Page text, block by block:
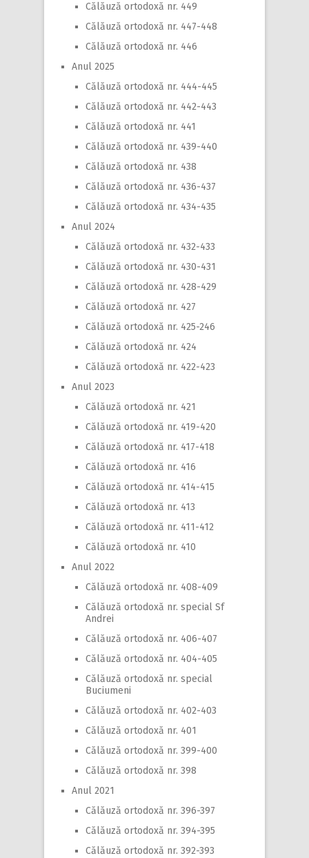
Călăuză ortodoxă nr. 449
Călăuză ortodoxă nr. 447-448
Călăuză ortodoxă nr. 446
Anul 2025
Călăuză ortodoxă nr. 444-445
Călăuză ortodoxă nr. 442-443
Călăuză ortodoxă nr. 441
Călăuză ortodoxă nr. 439-440
Călăuză ortodoxă nr. 438
Călăuză ortodoxă nr. 436-437
Călăuză ortodoxă nr. 434-435
Anul 2024
Călăuză ortodoxă nr. 432-433
Călăuză ortodoxă nr. 430-431
Călăuză ortodoxă nr. 428-429
Călăuză ortodoxă nr. 427
Călăuză ortodoxă nr. 425-246
Călăuză ortodoxă nr. 424
Călăuză ortodoxă nr. 422-423
Anul 2023
Călăuză ortodoxă nr. 421
Călăuză ortodoxă nr. 419-420
Călăuză ortodoxă nr. 417-418
Călăuză ortodoxă nr. 416
Călăuză ortodoxă nr. 414-415
Călăuză ortodoxă nr. 413
Călăuză ortodoxă nr. 411-412
Călăuză ortodoxă nr. 410
Anul 2022
Călăuză ortodoxă nr. 408-409
Călăuză ortodoxă nr. special Sf
Andrei
Călăuză ortodoxă nr. 406-407
Călăuză ortodoxă nr. 404-405
Călăuză ortodoxă nr. special
Buciumeni
Călăuză ortodoxă nr. 402-403
Călăuză ortodoxă nr. 401
Călăuză ortodoxă nr. 399-400
Călăuză ortodoxă nr. 398
Anul 2021
Călăuză ortodoxă nr. 396-397
Călăuză ortodoxă nr. 394-395
Călăuză ortodoxă nr. 392-393